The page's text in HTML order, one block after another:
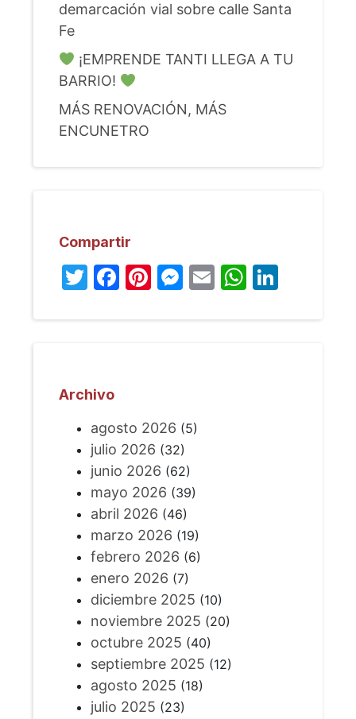
demarcación vial sobre calle Santa
Fe
¡EMPRENDE TANTI LLEGA A TU
BARRIO!
MÁS RENOVACIÓN, MÁS
ENCUNETRO
Compartir
Twitter
Facebook
Pinterest
Messenger
Email
Archivo
agosto 2026 (5)
julio 2026 (32)
junio 2026 (62)
mayo 2026 (39)
abril 2026 (46)
marzo 2026 (19)
febrero 2026 (6)
enero 2026 (7)
diciembre 2025 (10)
noviembre 2025 (20)
octubre 2025 (40)
septiembre 2025 (12)
agosto 2025 (18)
julio 2025 (23)